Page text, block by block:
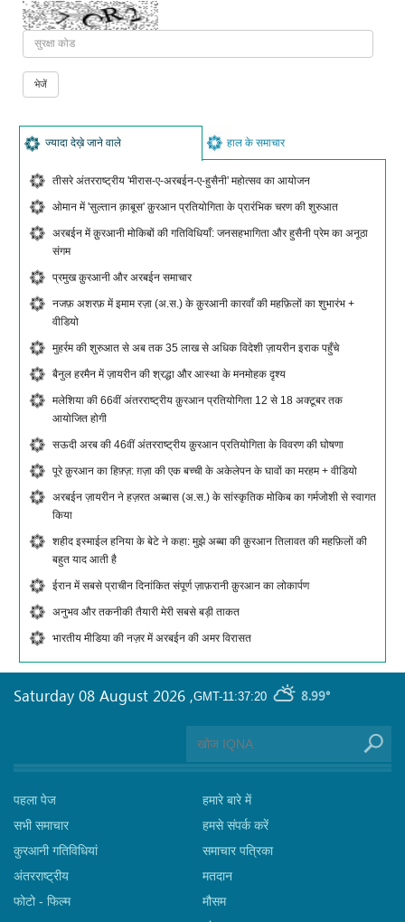
ज्यादा देख़े जाने वाले हाल के समाचार
तीसरे अंतरराष्ट्रीय 'मीरास-ए-अरबईन-ए-हुसैनी' महोत्सव का आयोजन
ओमान में 'सुल्तान क़ाबूस' क़ुरआन प्रतियोगिता के प्रारंभिक चरण की शुरुआत
अरबईन में क़ुरआनी मोकिबों की गतिविधियाँ: जनसहभागिता और हुसैनी प्रेम का अनूठा
संगम
प्रमुख क़ुरआनी और अरबईन समाचार
नजफ़ अशरफ़ में इमाम रज़ा (अ.स.) के क़ुरआनी कारवाँ की महफ़िलों का शुभारंभ +
वीडियो
मुहर्रम की शुरुआत से अब तक 35 लाख से अधिक विदेशी ज़ायरीन इराक पहुँचे
बैनुल हरमैन में ज़ायरीन की श्रद्धा और आस्था के मनमोहक दृश्य
मलेशिया की 66वीं अंतरराष्ट्रीय क़ुरआन प्रतियोगिता 12 से 18 अक्टूबर तक
आयोजित होगी
सऊदी अरब की 46वीं अंतरराष्ट्रीय क़ुरआन प्रतियोगिता के विवरण की घोषणा
पूरे क़ुरआन का हिफ़्ज़: ग़ज़ा की एक बच्ची के अकेलेपन के घावों का मरहम + वीडियो
अरबईन ज़ायरीन ने हज़रत अब्बास (अ.स.) के सांस्कृतिक मोकिब का गर्मजोशी से स्वागत
किया
शहीद इस्माईल हनिया के बेटे ने कहा: मुझे अब्बा की क़ुरआन तिलावत की महफ़िलों की
बहुत याद आती है
ईरान में सबसे प्राचीन दिनांकित संपूर्ण ज़ाफ़रानी क़ुरआन का लोकार्पण
अनुभव और तकनीकी तैयारी मेरी सबसे बड़ी ताकत
भारतीय मीडिया की नज़र में अरबईन की अमर विरासत
GMT-11:37:20 8.99°
Saturday 08 August 2026 ,
पहला पेज
सभी समाचार
कुरआनी गतिविधियां
अंतरराष्ट्रीय
फोटो - फिल्म
हमारे बारे में
हमसे संपर्क करें
समाचार पत्रिका
मतदान
मौसम